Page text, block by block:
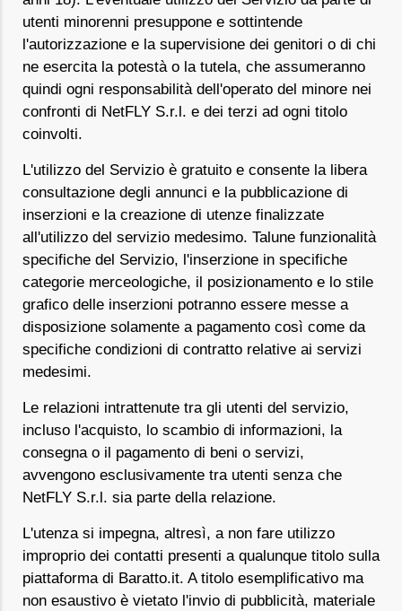
utenti minorenni presuppone e sottintende
l'autorizzazione e la supervisione dei genitori o di chi
ne esercita la potestà o la tutela, che assumeranno
quindi ogni responsabilità dell'operato del minore nei
confronti di NetFLY S.r.l. e dei terzi ad ogni titolo
coinvolti.
L'utilizzo del Servizio è gratuito e consente la libera
consultazione degli annunci e la pubblicazione di
inserzioni e la creazione di utenze finalizzate
all'utilizzo del servizio medesimo. Talune funzionalità
specifiche del Servizio, l'inserzione in specifiche
categorie merceologiche, il posizionamento e lo stile
grafico delle inserzioni potranno essere messe a
disposizione solamente a pagamento così come da
specifiche condizioni di contratto relative ai servizi
medesimi.
Le relazioni intrattenute tra gli utenti del servizio,
incluso l'acquisto, lo scambio di informazioni, la
consegna o il pagamento di beni o servizi,
avvengono esclusivamente tra utenti senza che
NetFLY S.r.l. sia parte della relazione.
L'utenza si impegna, altresì, a non fare utilizzo
improprio dei contatti presenti a qualunque titolo sulla
piattaforma di Baratto.it. A titolo esemplificativo ma
non esaustivo è vietato l'invio di pubblicità, materiale